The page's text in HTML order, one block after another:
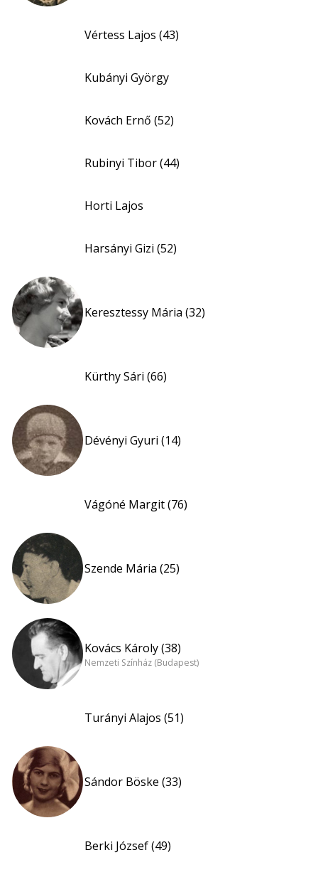
Vértess Lajos (43)
Kubányi György
Kovách Ernő (52)
Rubinyi Tibor (44)
Horti Lajos
Harsányi Gizi (52)
Keresztessy Mária (32)
Kürthy Sári (66)
Dévényi Gyuri (14)
Vágóné Margit (76)
Szende Mária (25)
Kovács Károly (38)
Nemzeti Színház (Budapest)
Turányi Alajos (51)
Sándor Böske (33)
Berki József (49)